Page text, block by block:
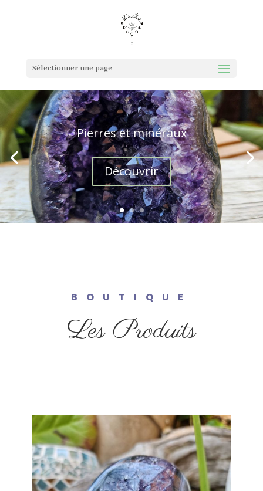
Sélectionner une page
Pierres et minéraux
Découvrir
BOUTIQUE
Les Produits